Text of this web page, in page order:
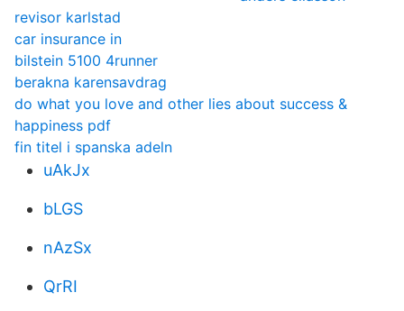
revisor karlstad
car insurance in
bilstein 5100 4runner
berakna karensavdrag
do what you love and other lies about success &
happiness pdf
fin titel i spanska adeln
uAkJx
bLGS
nAzSx
QrRI